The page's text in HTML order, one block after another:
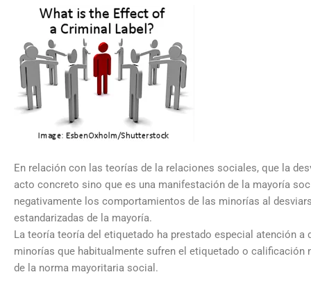
En relación con las teorías de la relaciones sociales, que la
acto concreto sino que es una manifestación de la mayoría
negativamente los comportamientos de las minorías al
estandarizadas de la mayoría.
La teoría teoría del etiquetado ha prestado especial atención
minorías que habitualmente sufren el etiquetado o calificación
de la norma mayoritaria social.